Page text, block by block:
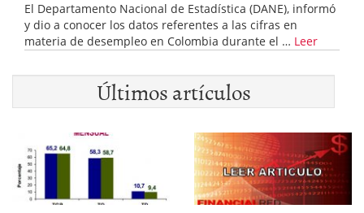
El Departamento Nacional de Estadística (DANE), informó
y dio a conocer los datos referentes a las cifras en
materia de desempleo en Colombia durante el … Leer
Últimos artículos